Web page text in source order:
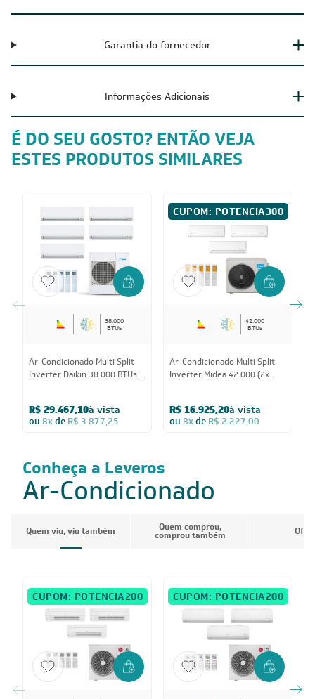
Garantia do fornecedor
Informações Adicionais
É DO SEU GOSTO? ENTÃO VEJA
ESTES PRODUTOS SIMILARES
38.000
BTUs
Ar-Condicionado Multi Split
Inverter Daikin 38.000 BTUs
220V
R$ 29.467,10à vista
ou 8xde R$ 3.877,25
CUPOM: POTENCIA300
42.000
BTUs
Ar-Condicionado Multi Split
Inverter Midea 42.000 (2x
R$ 16.925,20à vista
ou 8xde R$ 2.227,00
Conheça a Leveros
Ar-Condicionado
Quem viu, viu também Quem comprou,
comprou também
CUPOM: POTENCIA200 CUPOM: POTENCIA200